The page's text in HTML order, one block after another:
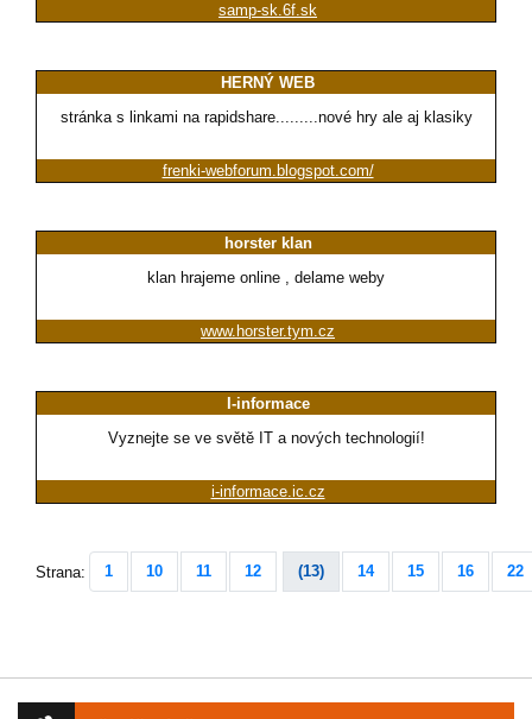
samp-sk.6f.sk
HERNÝ WEB
stránka s linkami na rapidshare.........nové hry ale aj klasiky
frenki-webforum.blogspot.com/
horster klan
klan hrajeme online , delame weby
www.horster.tym.cz
I-informace
Vyznejte se ve světě IT a nových technologií!
i-informace.ic.cz
Strana: 1 10 11 12 (13) 14 15 16 22